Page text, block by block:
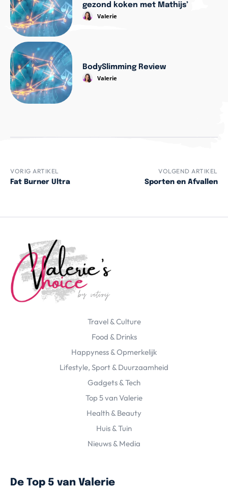
gezond koken met Mathijs’
Valerie
BodySlimming Review
Valerie
VORIG ARTIKEL
Fat Burner Ultra
VOLGEND ARTIKEL
Sporten en Afvallen
Travel & Culture
Food & Drinks
Happyness & Opmerkelijk
Lifestyle, Sport & Duurzaamheid
Gadgets & Tech
Top 5 van Valerie
Health & Beauty
Huis & Tuin
Nieuws & Media
De Top 5 van Valerie